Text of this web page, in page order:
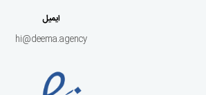
ایمیل
hi@deema.agency